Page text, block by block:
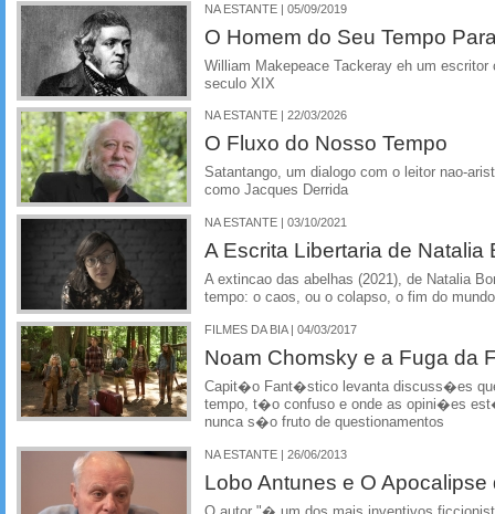
NA ESTANTE | 05/09/2019
O Homem do Seu Tempo
William Makepeace Tackeray eh um
seculo XIX
NA ESTANTE | 22/03/2026
O Fluxo do Nosso Tempo
Satantango, um dialogo com o leitor nao-
como Jacques Derrida
NA ESTANTE | 03/10/2021
A Escrita Libertaria de Natalia
A extincao das abelhas (2021), de Natalia
tempo: o caos, ou o colapso, o fim do mundo
FILMES DA BIA | 04/03/2017
Noam Chomsky e a Fuga da
Capit�o Fant�stico levanta discuss�es
tempo, t�o confuso e onde as opini�es
nunca s�o fruto de questionamentos
NA ESTANTE | 26/06/2013
Lobo Antunes e O